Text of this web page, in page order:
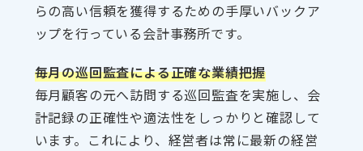
らの高い信頼を獲得するための手厚いバックア
ップを行っている会計事務所です。
毎月の巡回監査による正確な業績把握
毎月顧客の元へ訪問する巡回監査を実施し、会
計記録の正確性や適法性をしっかりと確認して
います。これにより、経営者は常に最新の経営